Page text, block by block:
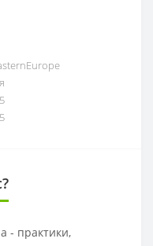
- практики,